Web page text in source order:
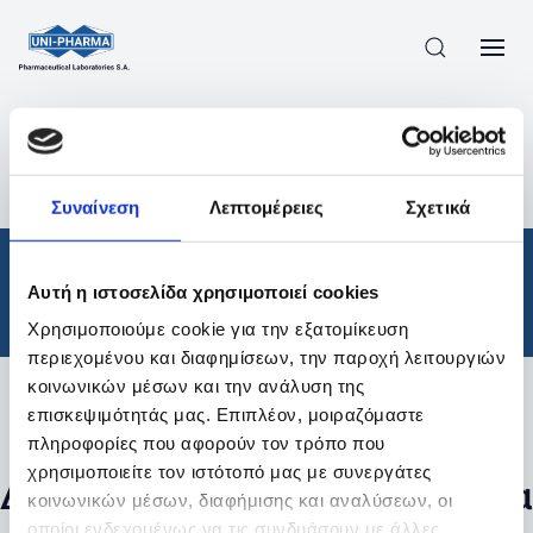
Συναίνεση Λεπτομέρειες Σχετικά
Αυτή η ιστοσελίδα χρησιμοποιεί cookies
Χρησιμοποιούμε cookie για την εξατομίκευση
περιεχομένου και διαφημίσεων, την παροχή λειτουργιών
κοινωνικών μέσων και την ανάλυση της
επισκεψιμότητάς μας. Επιπλέον, μοιραζόμαστε
πληροφορίες που αφορούν τον τρόπο που
χρησιμοποιείτε τον ιστότοπό μας με συνεργάτες
κοινωνικών μέσων, διαφήμισης και αναλύσεων, οι
οποίοι ενδεχομένως να τις συνδυάσουν με άλλες
ΠΡΟΪΟΝΤΑ
ΘΕΡΑΠΕΥΤΙΚΈΣ ΚΑΤΗΓΟΡΊΕΣ
/
ΑΠΟΤΕΛΕΣΜΑΤΑ ΑΝΑΖΗΤΗΣΗΣ
Θεραπευτικές Κατηγορίες
Φίλτρα
Δεν βρέθηκαν προϊόντα με τα